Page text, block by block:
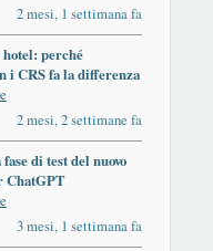
2 mesi, 1 settimana fa
perché
i CRS fa la differenza
2 mesi, 2 settimane fa
di test del nuovo
ChatGPT
3 mesi, 1 settimana fa